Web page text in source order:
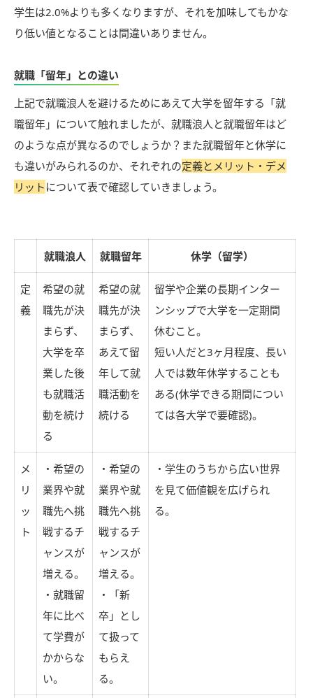
学生は2.0%よりも多くなりますが、それを加味してもかな
り低い値となることは間違いありません。
就職「留年」との違い
上記で就職浪人を避けるためにあえて大学を留年する「就
職留年」について触れましたが、就職浪人と就職留年はど
のような点が異なるのでしょうか？また就職留年と休学に
も違いがみられるのか、それぞれの定義とメリット・デメ
リットについて表で確認していきましょう。
就職浪人 就職留年 休学（留学）
定
義
希望の就
職先が決
まらず、
大学を卒
業した後
も就職活
動を続け
る
希望の就
職先が決
まらず、
あえて留
年して就
職活動を
続ける
留学や企業の長期インター
ンシップで大学を一定期間
休むこと。
短い人だと3ヶ月程度、長い
人では数年休学することも
ある(休学できる期間につい
ては各大学で要確認)。
メ
リ
ッ
ト
・希望の
業界や就
職先へ挑
戦するチ
ャンスが
増える。
・就職留
年に比べ
て学費が
かからな
い。
・希望の
業界や就
職先へ挑
戦するチ
ャンスが
増える。
・「新
卒」とし
て扱って
もらえ
る。
・学生のうちから広い世界
を見て価値観を広げられ
る。